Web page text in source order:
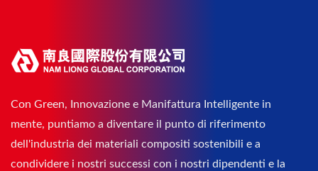
Con Green, Innovazione e Manifattura Intelligente in
mente, puntiamo a diventare il punto di riferimento
dell'industria dei materiali compositi sostenibili e a
condividere i nostri successi con i nostri dipendenti e la